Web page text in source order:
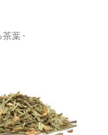
葉 -